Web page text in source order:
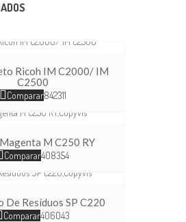
Ricoh IM C2000/ IM
C2500
Comparar842311
M C250 RY
Comparar408354
De Resíduos SP C220
Comparar406043